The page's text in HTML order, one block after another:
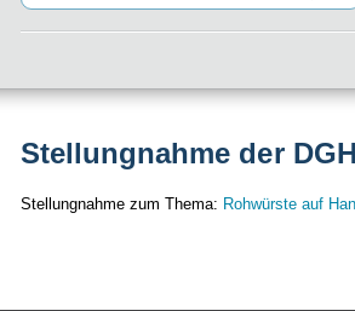
Stellungnahme der
Stellungnahme zum Thema: Rohwürste auf